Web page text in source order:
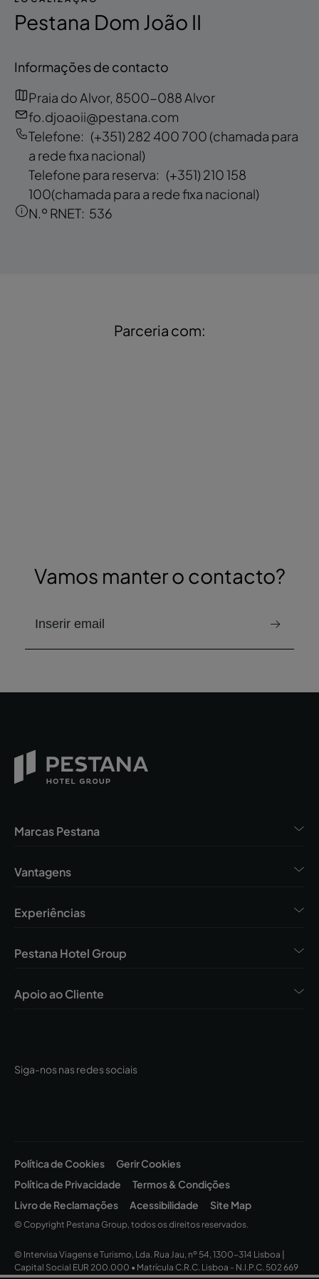
Pestana Dom João II
Informações de contacto
Praia do Alvor, 8500-088 Alvor
fo.djoaoii@pestana.com
Telefone: (+351) 282 400 700 (chamada para
a rede fixa nacional)
Telefone para reserva: (+351) 210 158
100(chamada para a rede fixa nacional)
N.º RNET: 536
Parceria com:
Vamos manter o contacto?
e-mail para receber a newsletter
Siga-nos nas redes sociais
Marcas Pestana
Vantagens
Experiências
Pestana Hotel Group
Apoio ao Cliente
Política de Cookies
Gerir Cookies
Política de Privacidade
Termos & Condições
Livro de Reclamações
Acessibilidade Site Map
© Copyright Pestana Group, todos os direitos reservados.
© Intervisa Viagens e Turismo, Lda. Rua Jau, nº 54, 1300-314 Lisboa |
Capital Social EUR 200.000 • Matrícula C.R.C. Lisboa - N.I.P.C. 502 669